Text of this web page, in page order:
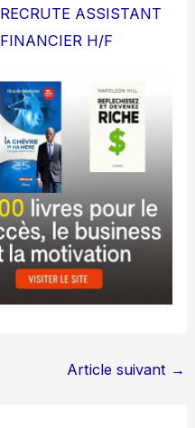
RECRUTE ASSISTANT
FINANCIER H/F
Article suivant →